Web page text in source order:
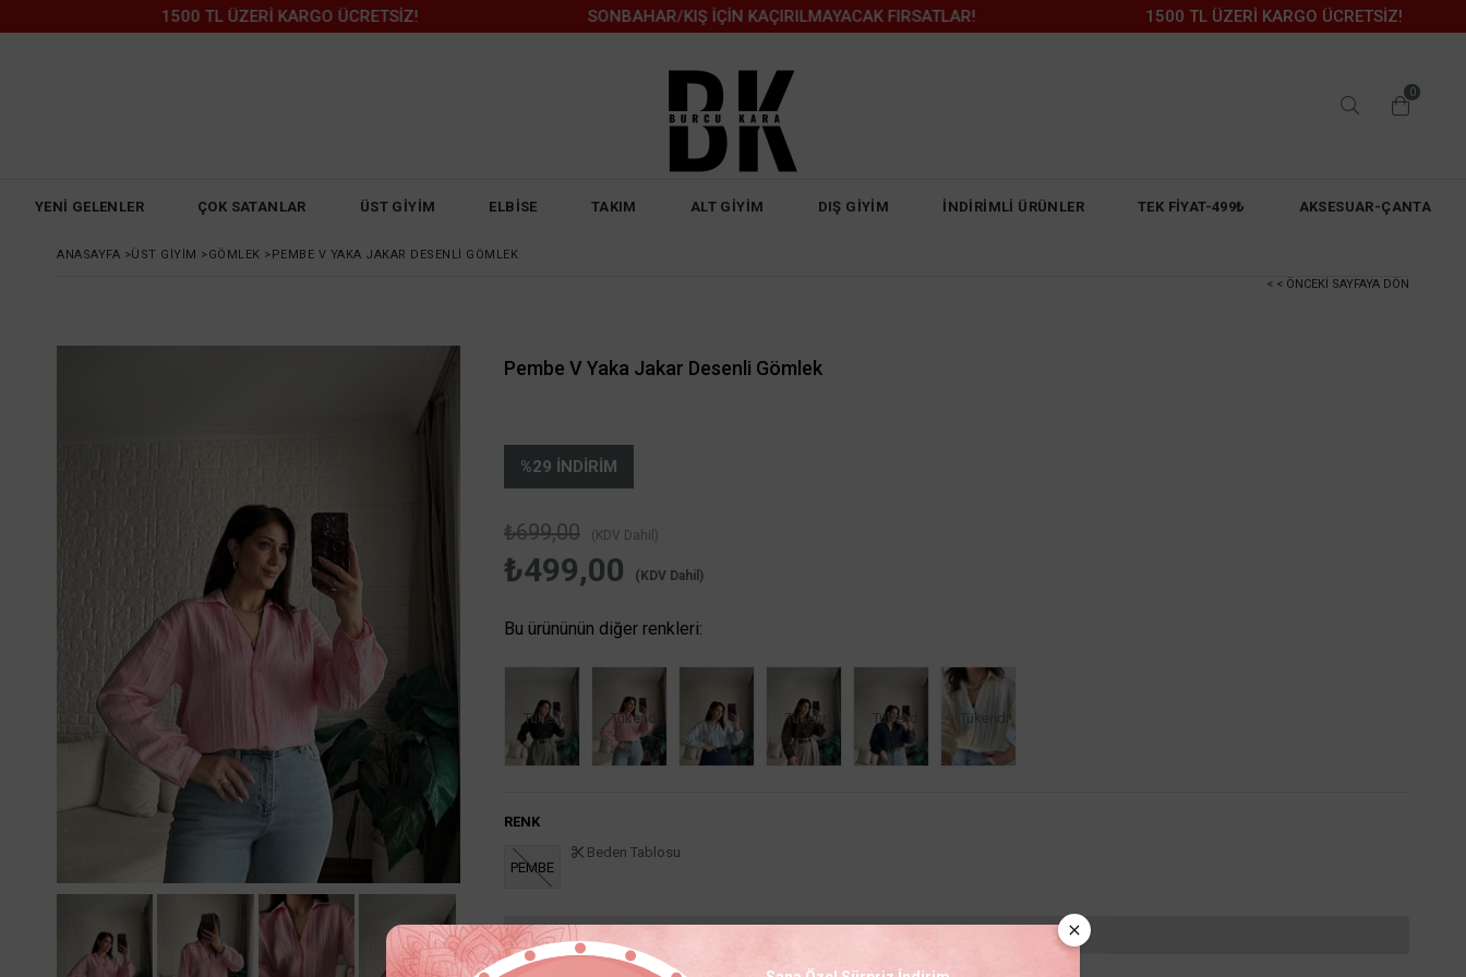
1500 TL ÜZERİ KARGO ÜCRETSİZ! SONBAHAR/KIŞ İÇİN KAÇIRILMAYACAK FIRSATLAR! 1500 TL ÜZERİ KARGO ÜCRETSİZ!
0
YENİ GELENLER ÇOK SATANLAR ÜST GİYİM ELBİSE TAKIM ALT GİYİM DIŞ GİYİM İNDİRİMLİ ÜRÜNLER TEK FİYAT-499₺ AKSESUAR-ÇANTA
ANASAYFA >ÜST GİYİM >GÖMLEK >PEMBE V YAKA JAKAR DESENLI GÖMLEK
< < ÖNCEKI SAYFAYA DÖN
Pembe V Yaka Jakar Desenli Gömlek
%29 İNDIRIM
₺699,00 (KDV Dahil)
₺499,00 (KDV Dahil)
Bu ürününün diğer renkleri:
Tükendi Tükendi Tükendi Tükendi Tükendi
RENK
PEMBE
Beden Tablosu